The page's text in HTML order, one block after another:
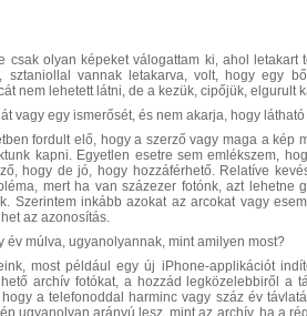
csak olyan képeket válogattam ki, ahol
sztaniollal vannak letakarva, volt, hogy egy
nem lehetett látni, de a kezük, cipőjük, elgurult
vagy egy ismerősét, és nem akarja, hogy
fordult elő, hogy a szerző vagy maga a kép
kapni. Egyetlen esetre sem emlékszem,
hogy de jó, hogy hozzáférhető. Relatíve
mert ha van százezer fotónk, azt
Szerintem inkább azokat az arcokat vagy
az azonosítás.
múlva, ugyanolyannak, mint amilyen most?
most például egy új iPhone-applikációt
archív fotókat, a hozzád legközelebbiről a
a telefonoddal harminc vagy száz év
ugyanolyan arányú lesz, mint az archív, ha a